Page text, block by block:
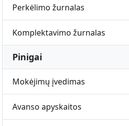
Perkėlimo žurnalas
Komplektavimo žurnalas
Pinigai
Mokėjimų įvedimas
Avanso apyskaitos